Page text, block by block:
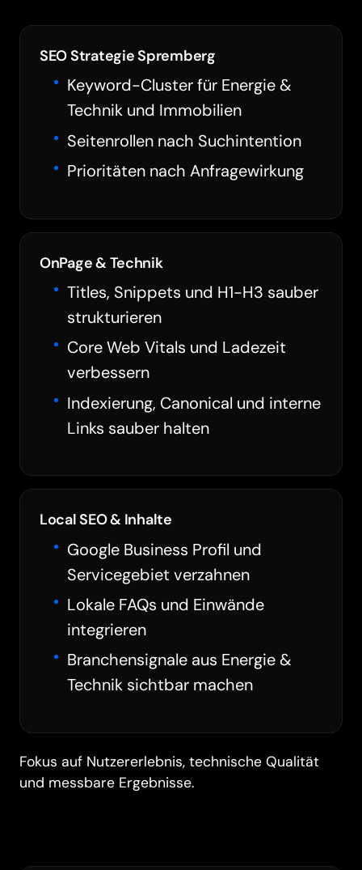
SEO Strategie Spremberg
Keyword-Cluster für Energie &
Technik und Immobilien
Seitenrollen nach Suchintention
Prioritäten nach Anfragewirkung
OnPage & Technik
Titles, Snippets und H1-H3 sauber
strukturieren
Core Web Vitals und Ladezeit
verbessern
Indexierung, Canonical und interne
Links sauber halten
Local SEO & Inhalte
Google Business Profil und
Servicegebiet verzahnen
Lokale FAQs und Einwände
integrieren
Branchensignale aus Energie &
Technik sichtbar machen
Fokus auf Nutzererlebnis, technische Qualität
und messbare Ergebnisse.